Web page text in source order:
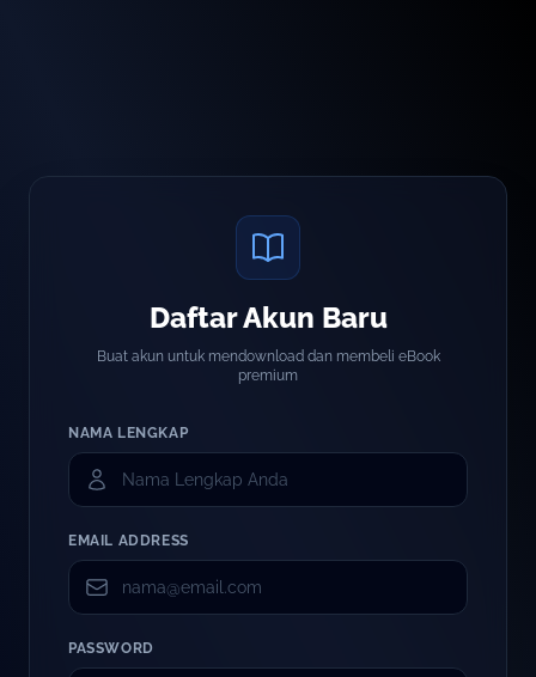
Daftar Akun Baru
Buat akun untuk mendownload dan membeli eBook
premium
NAMA LENGKAP
EMAIL ADDRESS
PASSWORD